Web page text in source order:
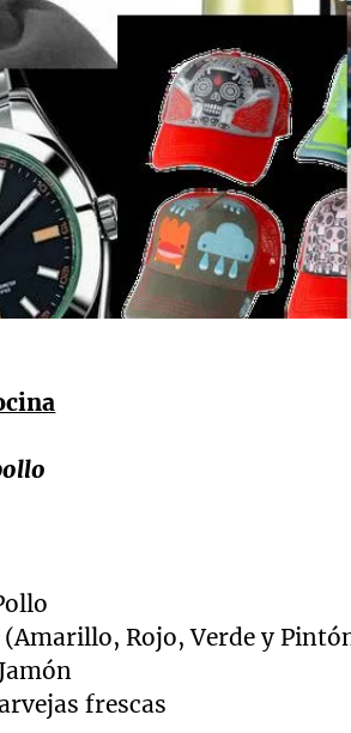
Rojo, Verde y
frescas